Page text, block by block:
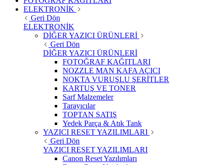
ELEKTRONİK
Geri Dön
ELEKTRONİK
DİĞER YAZICI ÜRÜNLERİ
Geri Dön
DİĞER YAZICI ÜRÜNLERİ
FOTOĞRAF KAĞITLARI
NOZZLE MAN KAFA AÇICI
NOKTA VURUŞLU ŞERİTLER
KARTUŞ VE TONER
Sarf Malzemeler
Tarayıcılar
TOPTAN SATIŞ
Yedek Parça & Atık Tank
YAZICI RESET YAZILIMLARI
Geri Dön
YAZICI RESET YAZILIMLARI
Canon Reset Yazılımları